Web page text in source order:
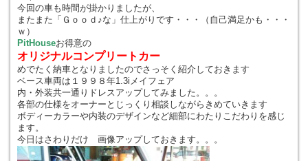
今回の車も時間が掛かりましたが、
またまた「Ｇｏｏｄ♪な」仕上がりです・・・（自己満足かも・・・
ｗ）
PitHouseお得意の
オリジナルコンプリートカー
めでたく納車となりましたのでさっそく紹介しておきます
ベース車両は１９９８年1.3iメイフェア
内・外装共一通りドレスアップしてみました。。。
各部の仕様をオーナーとじっくり相談しながらきめていきます
ボディーカラーや内装のデザインなど細部にわたりこだわりを感じ
ます。
今日はさわりだけ 画像アップしておきます。。。